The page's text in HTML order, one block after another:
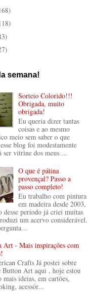
semana!
Sorteio Colorido!!!
Obrigada, muito
obrigada!
Eu queria dizer tantas
coisas e ao mesmo
meio sem saber o que
blog foi modestamente
ser vitrine dos meus ...
O que é pátina
provençal? Passo a
passo completo!
Eu trabalho com pintura
em madeira desde 2003,
desse período já criei muitas
um acervo considerável.
Art - Mais inspirações com
Crafts Já postei sobre
Button Art aqui , hoje estou
mais ideias, em cartões,
acessór...